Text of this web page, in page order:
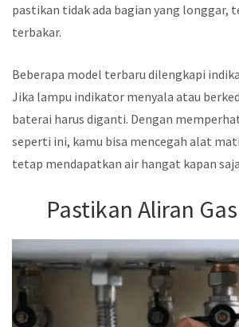
pastikan tidak ada bagian yang longgar,
terbakar.
Beberapa model terbaru dilengkapi
Jika lampu indikator menyala atau
baterai harus diganti. Dengan
seperti ini, kamu bisa mencegah alat
tetap mendapatkan air hangat kapan
Pastikan Aliran